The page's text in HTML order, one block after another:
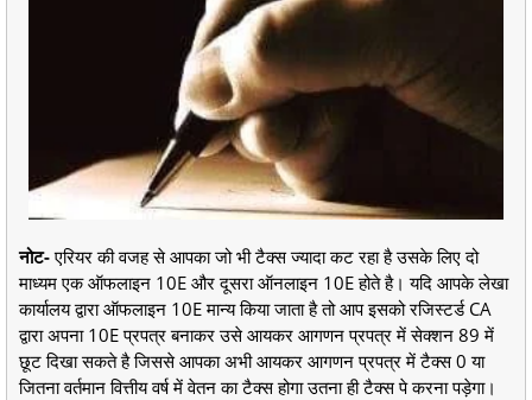
नोट-एरियर की वजह से आपका जो भी टैक्स ज्यादा कट रहा है उसके लिए दो
माध्यम एक ऑफलाइन 10E और दूसरा ऑनलाइन 10E होते है। यदि आपके लेखा
कार्यालय द्वारा ऑफलाइन 10E मान्य किया जाता है तो आप इसको रजिस्टर्ड CA
द्वारा अपना 10E प्रपत्र बनाकर उसे आयकर आगणन प्रपत्र में सेक्शन 89 में
छूट दिखा सकते है जिससे आपका अभी आयकर आगणन प्रपत्र में टैक्स 0 या
जितना वर्तमान वित्तीय वर्ष में वेतन का टैक्स होगा उतना ही टैक्स पे करना पड़ेगा।